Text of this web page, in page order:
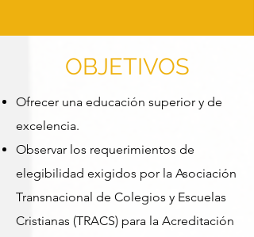
OBJETIVOS
Ofrecer una educación superior y de
excelencia.
​​Observar los requerimientos de
elegibilidad exigidos por la Asociación
Transnacional de Colegios y Escuelas
Cristianas (TRACS) para la Acreditación